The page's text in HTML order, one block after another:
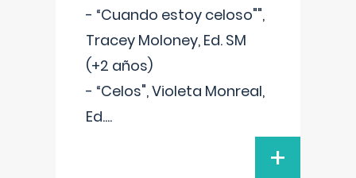
- “Cuando estoy celoso"",
Tracey Moloney, Ed. SM
(+2 años)
- “Celos", Violeta Monreal,
Ed....
+